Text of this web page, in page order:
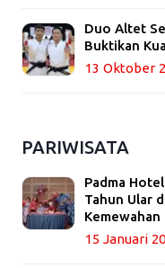
Duo Altet
Buktikan
13 Oktober
PARIWISATA
Padma
Tahun Ular
Kemewahan
15 Januari